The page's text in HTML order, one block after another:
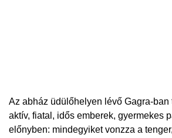
Az abház üdülőhelyen lévő Gagra-ban
aktív, fiatal, idős emberek, gyermekes
előnyben: mindegyiket vonzza a